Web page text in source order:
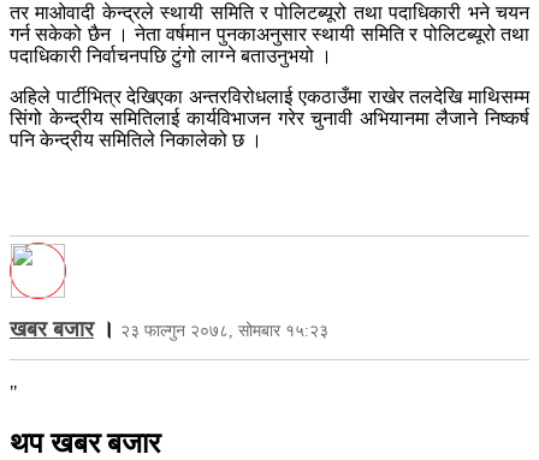
तर माओवादी केन्द्रले स्थायी समिति र पोलिटब्यूरो तथा पदाधिकारी भने चयन
गर्न सकेको छैन । नेता वर्षमान पुनकाअनुसार स्थायी समिति र पोलिटब्यूरो तथा
पदाधिकारी निर्वाचनपछि टुंगो लाग्ने बताउनुभयो ।
अहिले पार्टीभित्र देखिएका अन्तरविरोधलाई एकठाउँमा राखेर तलदेखि माथिसम्म
सिंगो केन्द्रीय समितिलाई कार्यविभाजन गरेर चुनावी अभियानमा लैजाने निष्कर्ष
पनि केन्द्रीय समितिले निकालेको छ ।
खबर बजार। २३ फाल्गुन २०७८, सोमबार १५:२३
"
थप खबर बजार